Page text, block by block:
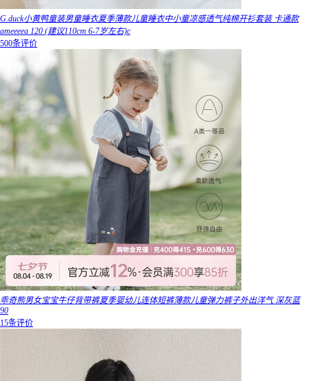
G.duck小黄鸭童装男童睡衣夏季薄款儿童睡衣中小童凉感透气纯棉开衫套装 卡通款
ameeeea 120 (建议110cm 6-7岁左右)c
500条评价
乖奇熊男女宝宝牛仔背带裤夏季婴幼儿连体短裤薄款儿童弹力裤子外出洋气 深灰蓝
90
15条评价